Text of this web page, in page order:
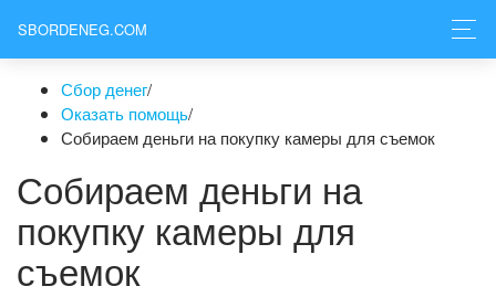
SBORDENEG.COM
Сбор денег/
Оказать помощь/
Собираем деньги на покупку камеры для съемок
Собираем деньги на
покупку камеры для
съемок